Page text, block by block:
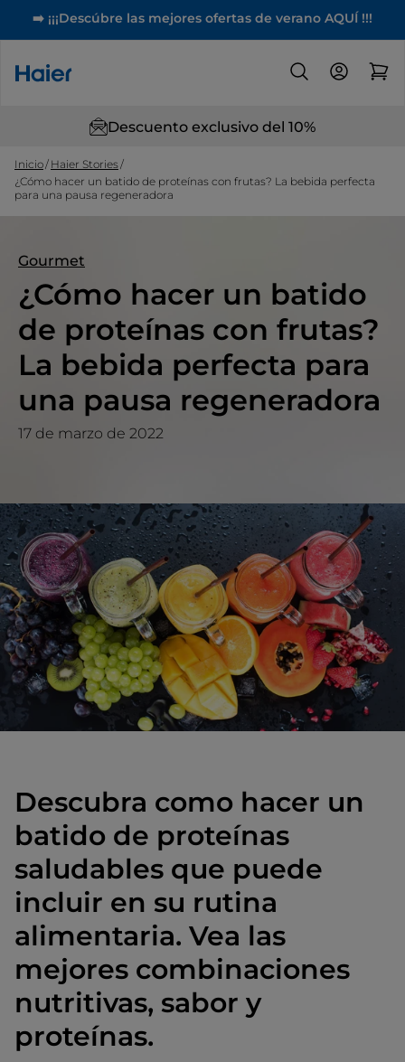
➡️ ¡¡¡Descúbre las mejores ofertas de verano AQUÍ !!!
Descuento exclusivo del 10%
Inicio Haier Stories
¿Cómo hacer un batido de proteínas con frutas? La bebida perfecta
para una pausa regeneradora
Gourmet
¿Cómo hacer un batido
de proteínas con frutas?
La bebida perfecta para
una pausa regeneradora
17 de marzo de 2022
Descubra como hacer un
batido de proteínas
saludables que puede
incluir en su rutina
alimentaria. Vea las
mejores combinaciones
nutritivas, sabor y
proteínas.